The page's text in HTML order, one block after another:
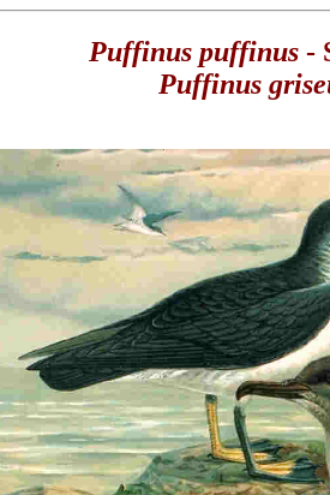
Puffinus puffinus-
Puffinus